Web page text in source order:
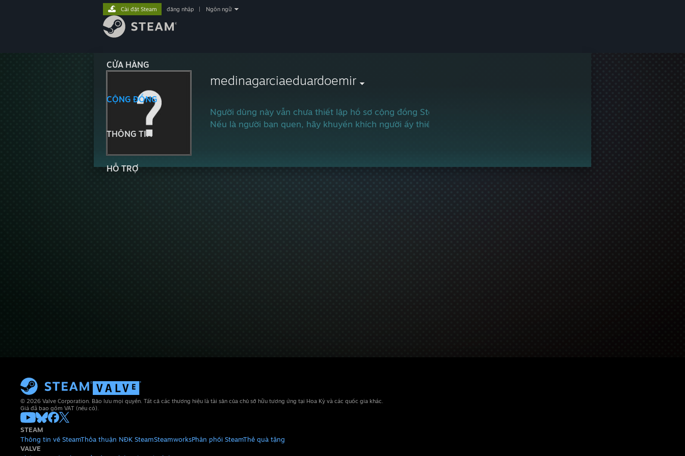
CỬA HÀNG
CỘNG ĐỒNG
THÔNG TIN
HỖ TRỢ
Cài đặt Steam đăng nhập Ngôn ngữ
medinagarciaeduardoemir
Người dùng này vẫn chưa thiết lập hồ sơ cộng đồng Steam.
Nếu là người bạn quen, hãy khuyến khích người ấy thiết lập hồ sơ và cùng chơi!
© 2026 Valve Corporation. Bảo lưu mọi quyền. Tất cả các thương hiệu là tài sản của chủ sở hữu tương ứng tại Hoa Kỳ và các quốc gia khác.
Giá đã bao gồm VAT (nếu có).
STEAM
Thông tin về SteamThỏa thuận NĐK SteamSteamworksPhân phối SteamThẻ quà tặng
VALVE